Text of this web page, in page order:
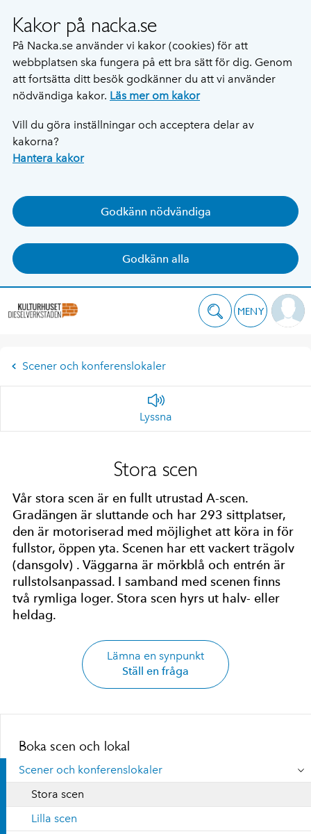
Kakor på nacka.se
På Nacka.se använder vi kakor (cookies) för att
webbplatsen ska fungera på ett bra sätt för dig. Genom
att fortsätta ditt besök godkänner du att vi använder
nödvändiga kakor. Läs mer om kakor
Vill du göra inställningar och acceptera delar av
kakorna?
Hantera kakor
Godkänn nödvändiga
Godkänn alla
MENY
Scener och konferenslokaler
Lyssna
Stora scen
Vår stora scen är en fullt utrustad A-scen.
Gradängen är sluttande och har 293 sittplatser,
den är motoriserad med möjlighet att köra in för
fullstor, öppen yta. Scenen har ett vackert trägolv
(dansgolv) . Väggarna är mörkblå och entrén är
rullstolsanpassad. I samband med scenen finns
två rymliga loger. Stora scen hyrs ut halv- eller
heldag.
Lämna en synpunkt
Ställ en fråga
Boka scen och lokal
Scener och konferenslokaler
Stora scen
Lilla scen